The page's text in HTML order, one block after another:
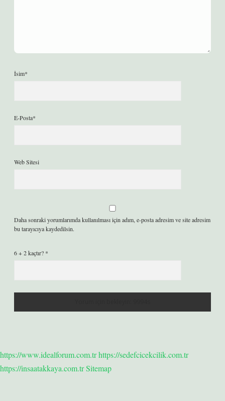
İsim*
E-Posta*
Web Sitesi
Daha sonraki yorumlarımda kullanılması için adım, e-posta adresim ve site adresim
bu tarayıcıya kaydedilsin.
6 + 2 kaçtır? *
https://www.idealforum.com.trhttps://sedefcicekcilik.com.tr
https://insaatakkaya.com.trSitemap